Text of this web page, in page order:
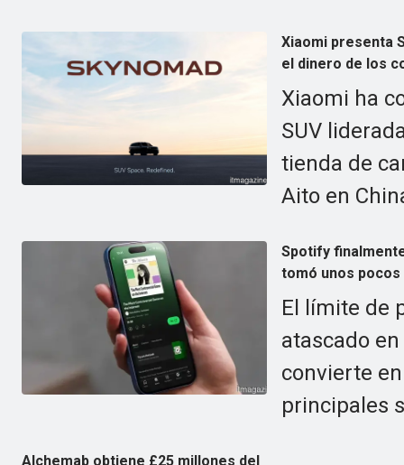
Xiaomi presenta
el dinero de los
Xiaomi ha
SUV
tienda de
Aito en
Spotify
tomó unos pocos
El límite de
atascado
convierte
principales
Alchemab obtiene £25 millones del